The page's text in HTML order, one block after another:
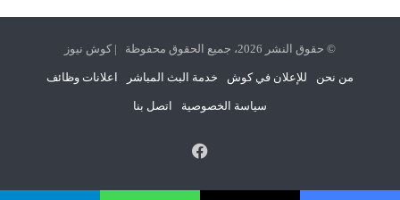
© حقوق النشر 2026، جميع الحقوق محفوظة | كوش نيوز
من نحن للإعلان في كوش خدمة البث المباشر اعلانات وظائف
سياسة الخصوصية اتصل بنا